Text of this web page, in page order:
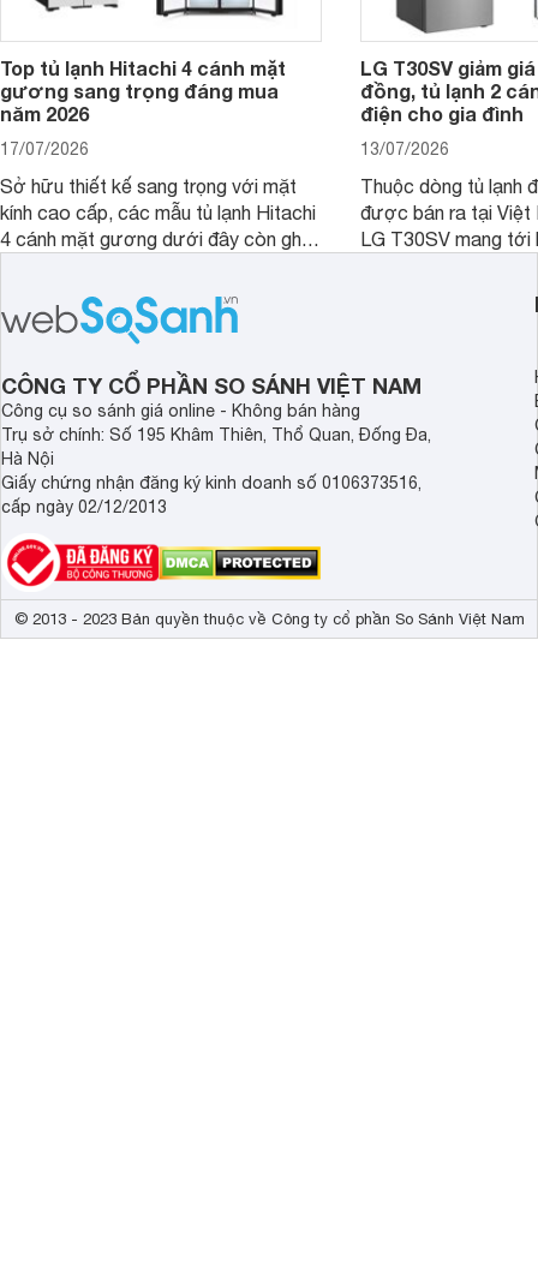
Top tủ lạnh Hitachi 4 cánh mặt
gương sang trọng đáng mua
năm 2026
17/07/2026
Sở hữu thiết kế sang trọng với mặt
kính cao cấp, các mẫu tủ lạnh Hitachi
4 cánh mặt gương dưới đây còn ghi
công nghệ bảo quản hiện đại, đáp ứng
tốt nhu cầu lưu trữ thực phẩm của gia
LG T30SV giảm
đồng, tủ lạnh 2
điện cho gia đình
13/07/2026
Thuộc dòng tủ lạnh
được bán ra tại Việt
LG T30SV mang
mức giá bán dễ
nhiều khách hàng
CÔNG TY CỔ PHẦN SO SÁNH VIỆT NAM
Công cụ so sánh giá online - Không bán hàng
Trụ sở chính: Số 195 Khâm Thiên, Thổ Quan, Đống Đa,
Hà Nội
Giấy chứng nhận đăng ký kinh doanh số 0106373516,
cấp ngày 02/12/2013
© 2013 - 2023 Bản quyền thuộc về Công ty cổ phần So Sánh Việt Nam